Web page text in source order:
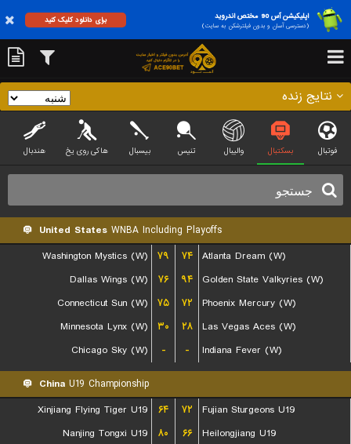
اپلیکیشن آس 90 مختص اندروید
(دسترسی آسان و بدون فیلترشکن به سایت)
برای دانلود کلیک کنید
نتایج زنده
فوتبال بسکتبال والیبال تنیس بیسبال هاکی روی یخ هندبال
United States WNBA Including Playoffs
Washington Mystics (W)
۷۹ ۷۴
Atlanta Dream (W)
Dallas Wings (W)
۷۶ ۹۴
Golden State Valkyries (W)
Connecticut Sun (W)
۷۵ ۷۲
Phoenix Mercury (W)
Minnesota Lynx (W)
۳۰ ۲۸
Las Vegas Aces (W)
Chicago Sky (W)
- - Indiana Fever (W)
China U19 Championship
Xinjiang Flying Tiger U19
۶۴ ۷۲
Fujian Sturgeons U19
Nanjing Tongxi U19
۸۰ ۶۶
Heilongjiang U19